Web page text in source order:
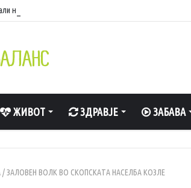
навистина е штетно да спиете со вклучен вентилатор?
ЖИВОТ ЗДРАВЈЕ ЗАБАВА
/ЗАЛОВЕН ВОЛК ВО СКОПСКАТА НАСЕЛБА КОЗЛЕ